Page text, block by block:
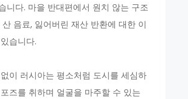
니다. 마을 반대편에서 원치 않는 구조
음료, 잃어버린 재산 반환에 대한 이
습니다.
이 러시아는 평소처럼 도시를 세심하
즈를 취하며 얼굴을 마주할 수 있는